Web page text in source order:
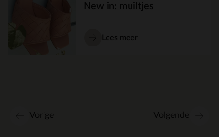
New in: muiltjes
Lees meer
Vorige Volgende